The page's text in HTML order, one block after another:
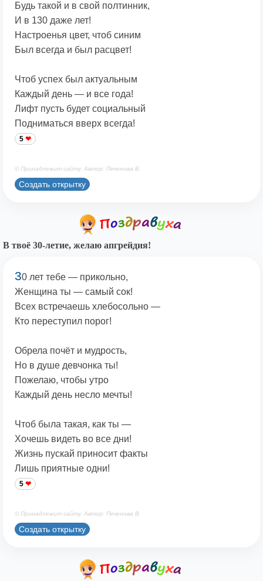
Будь такой и в свой полтинник,
И в 130 даже лет!
Настроенья цвет, чтоб синим
Был всегда и был расцвет!
Чтоб успех был актуальным
Каждый день — и все года!
Лифт пусть будет социальный
Подниматься вверх всегда!
5
© Принадлежит сайту. Автор: Печенова В.
Создать открытку
В твоё 30-летие, желаю апгрейдия!
30 лет тебе — прикольно,
Женщина ты — самый сок!
Всех встречаешь хлебосольно —
Кто переступил порог!
Обрела почёт и мудрость,
Но в душе девчонка ты!
Пожелаю, чтобы утро
Каждый день несло мечты!
Чтоб была такая, как ты —
Хочешь видеть во все дни!
Жизнь пускай приносит факты
Лишь приятные одни!
5
© Принадлежит сайту. Автор: Печенова В.
Создать открытку